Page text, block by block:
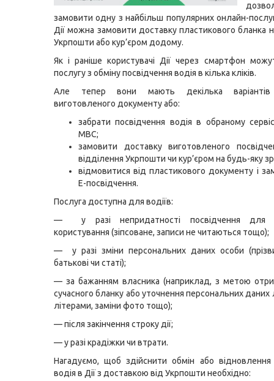
замовити одну з найбільш популярних онлайн-
Дії можна замовити доставку пластикового бланка
Укрпошти або кур’єром додому.
Як і раніше користувачі Дії через смартфон
послугу з обміну посвідчення водія в кілька кліків.
Але тепер вони мають декілька варіантів
виготовленого документу або:
забрати посвідчення водія в обраному
МВС;
замовити доставку виготовленого
відділення Укрпошти чи кур’єром на будь-яку
відмовитися від пластикового документу і
Е-посвідчення.
Послуга доступна для водіїв:
— у разі непридатності посвідчення для
користування (зіпсоване, записи не читаються тощо);
— у разі зміни персональних даних особи
батькові чи статі);
— за бажанням власника (наприклад, з метою
сучасного бланку або уточнення персональних
літерами, заміни фото тощо);
— після закінчення строку дії;
— у разі крадіжки чи втрати.
Нагадуємо, щоб здійснити обмін або відновлення
водія в Дії з доставкою від Укрпошти необхідно: